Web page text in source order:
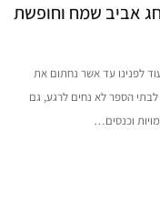
אביב שמח וחופשת
לפנינו עד אשר נחתום את
הספר לא נחים לרגע, גם
וכנסים…